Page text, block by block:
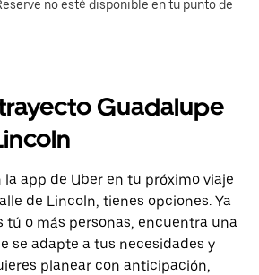
no esté disponible en tu punto de
Guadalupe
la app de Uber en tu próximo viaje
de Lincoln, tienes opciones. Ya
tú o más personas, encuentra una
se adapte a tus necesidades y
planear con anticipación,